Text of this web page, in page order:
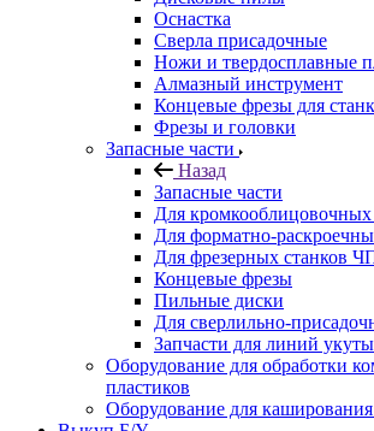
Оснастка
Сверла присадочные
Ножи и твердосплавные
Алмазный инструмент
Концевые фрезы для
Фрезы и головки
Запасные части
Назад
Запасные части
Для кромкооблицовочных
Для форматно-
Для фрезерных станков
Концевые фрезы
Пильные диски
Для сверлильно-
Запчасти для линий
Оборудование для обработки
пластиков
Оборудование для